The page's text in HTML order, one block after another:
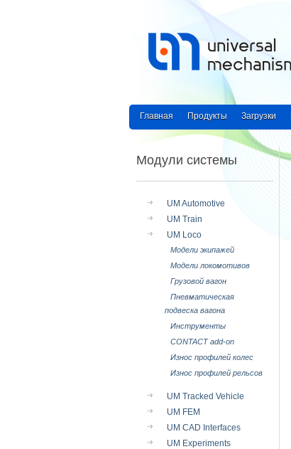
Главная Продукты Загрузки
Модули системы
UM Automotive
UM Train
UM Loco
Модели экипажей
Модели локомотивов
Грузовой вагон
Пневматическая
подвеска вагона
Инструменты
CONTACT add-on
Износ профилей колес
Износ профилей рельсов
UM Tracked Vehicle
UM FEM
UM CAD Interfaces
UM Experiments